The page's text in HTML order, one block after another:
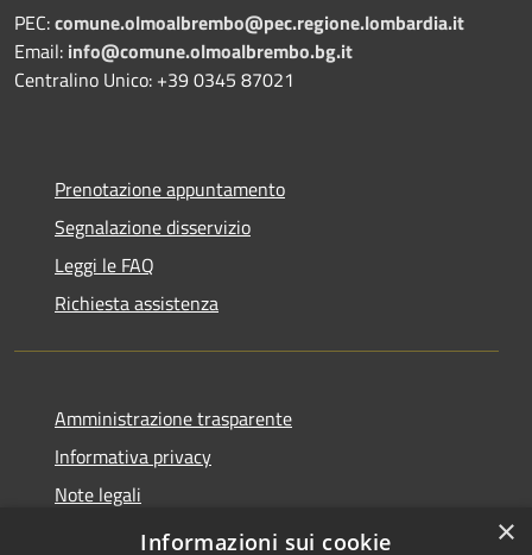
PEC:comune.olmoalbrembo@pec.regione.lombardia.it
Email: info@comune.olmoalbrembo.bg.it
Centralino Unico: +39 0345 87021
Prenotazione appuntamento
Segnalazione disservizio
Leggi le FAQ
Richiesta assistenza
Amministrazione trasparente
Informativa privacy
Note legali
Dichiarazione di accessibilità
×
Informazioni sui cookie